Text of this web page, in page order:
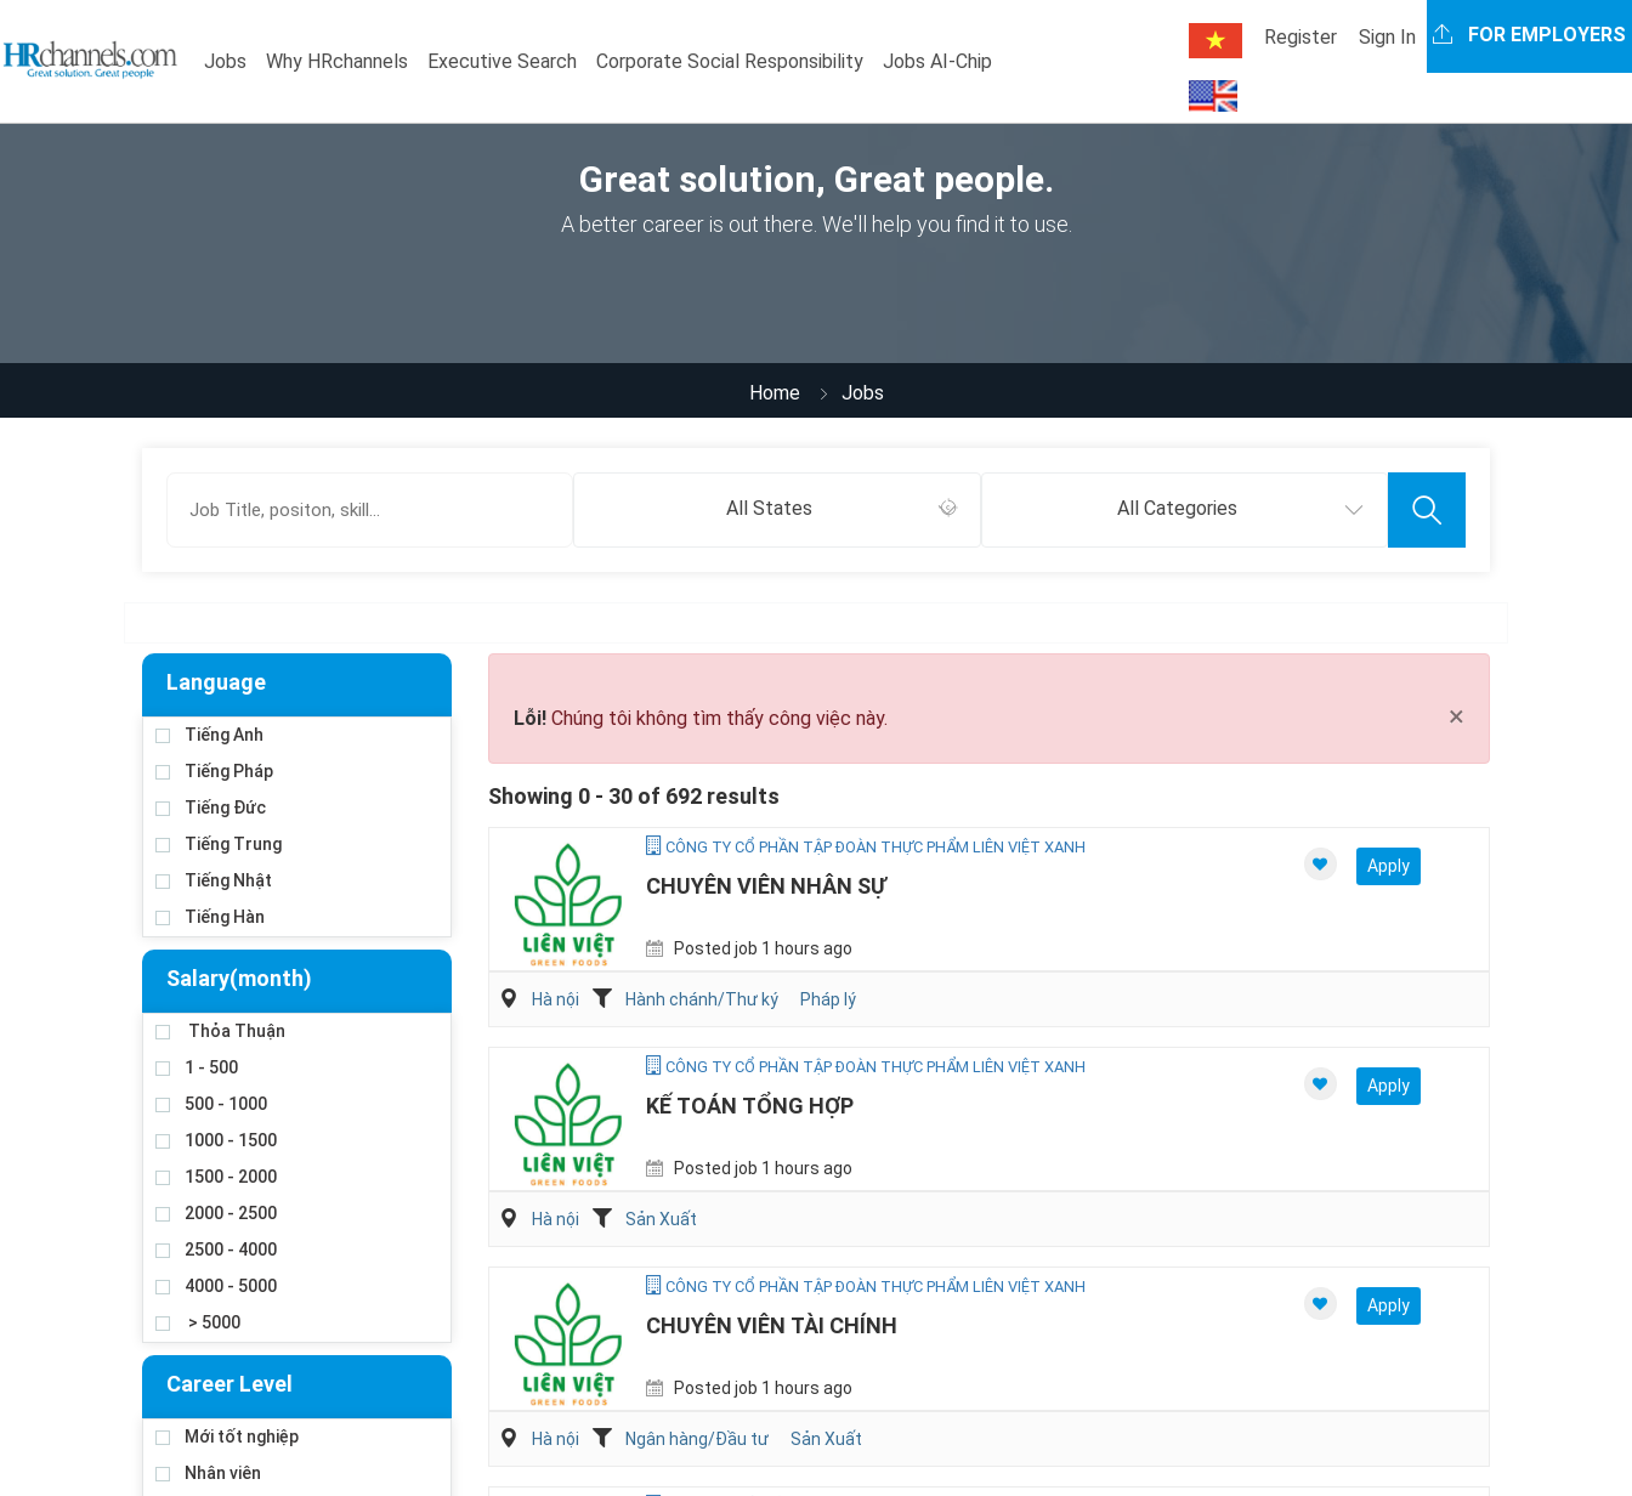
Jobs Why HRchannels Executive Search Corporate Social Responsibility Jobs AI-Chip
Register Sign In FOR EMPLOYERS
Great solution, Great people.
A better career is out there. We'll help you find it to use.
Home Jobs
All States All Categories
Language
Tiếng Anh
Tiếng Pháp
Tiếng Đức
Tiếng Trung
Tiếng Nhật
Tiếng Hàn
Salary(month)
Thỏa Thuận
1 - 500
500 - 1000
1000 - 1500
1500 - 2000
2000 - 2500
2500 - 4000
4000 - 5000
> 5000
Career Level
Mới tốt nghiệp
Nhân viên
×
Lỗi! Chúng tôi không tìm thấy công việc này.
Showing 0 - 30 of 692 results
CÔNG TY CỔ PHẦN TẬP ĐOÀN THỰC PHẨM LIÊN VIỆT XANH
CHUYÊN VIÊN NHÂN SỰ
Posted job 1 hours ago
Apply
Hà nội Hành chánh/Thư ký Pháp lý
CÔNG TY CỔ PHẦN TẬP ĐOÀN THỰC PHẨM LIÊN VIỆT XANH
KẾ TOÁN TỔNG HỢP
Posted job 1 hours ago
Apply
Hà nội Sản Xuất
CÔNG TY CỔ PHẦN TẬP ĐOÀN THỰC PHẨM LIÊN VIỆT XANH
CHUYÊN VIÊN TÀI CHÍNH
Posted job 1 hours ago
Apply
Hà nội Ngân hàng/Đầu tư Sản Xuất